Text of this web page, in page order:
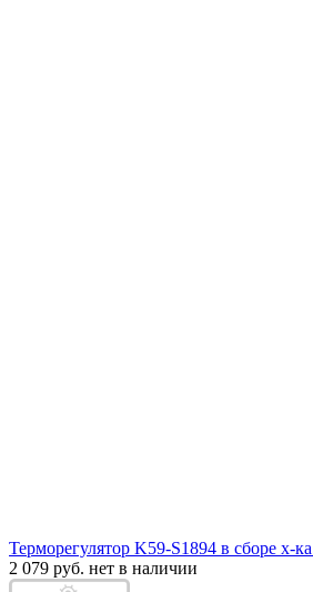
Терморегулятор K59-S1894 в сборе х-
2 079 руб. нет в наличии